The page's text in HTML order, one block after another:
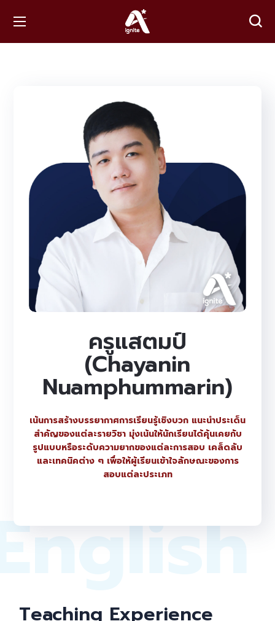
ครูแสตมป์
(Chayanin
Nuamphummarin)
เน้นการสร้างบรรยากาศการเรียนรู้เชิงบวก แนะนำประเด็น
สำคัญของแต่ละรายวิชา มุ่งเน้นให้นักเรียนได้คุ้นเคยกับ
รูปแบบหรือระดับความยากของแต่ละการสอบ เคล็ดลับ
และเทคนิคต่าง ๆ เพื่อให้ผู้เรียนเข้าใจลักษณะของการ
สอบแต่ละประเภท
Teaching Experience